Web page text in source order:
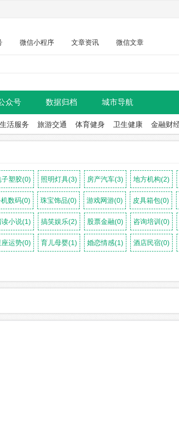
微信小程序 文章资讯 微信文章
众号 数据归档 城市导航
生活服务 旅游交通 体育健身 卫生健康 金融财
子塑胶(0) 照明灯具(3) 房产汽车(3) 地方机构(2)
数码(0) 珠宝饰品(0) 游戏网游(0) 皮具箱包(0)
读小说(1) 搞笑娱乐(2) 股票金融(0) 咨询培训(0)
座运势(0) 育儿母婴(1) 婚恋情感(1) 酒店民宿(0)